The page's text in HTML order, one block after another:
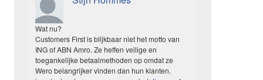
Wat nu?
Customers First is blijkbaar niet het motto van
ING of ABN Amro. Ze heffen veilige en
toegankelijke betaalmethoden op omdat ze
Wero belangrijker vinden dan hun klanten.